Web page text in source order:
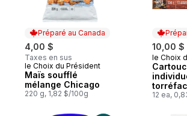
Préparé au Canada
4,00 $
Taxes en sus
Préparé au Canada
le Choix du Président
Maïs soufflé
mélange Chicago
220 g, 1,82 $/100g
10,00 $
le Choix
à
12 ea,